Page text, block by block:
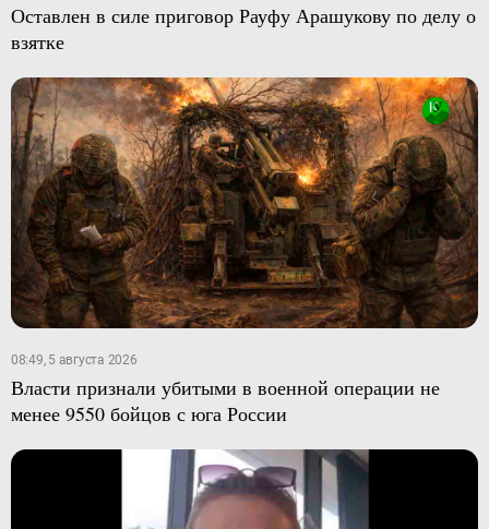
Оставлен в силе приговор Рауфу Арашукову по делу о
взятке
08:49, 5 августа 2026
Власти признали убитыми в военной операции не
менее 9550 бойцов с юга России